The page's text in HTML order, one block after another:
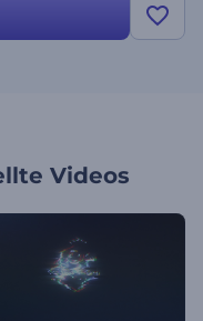
Videos